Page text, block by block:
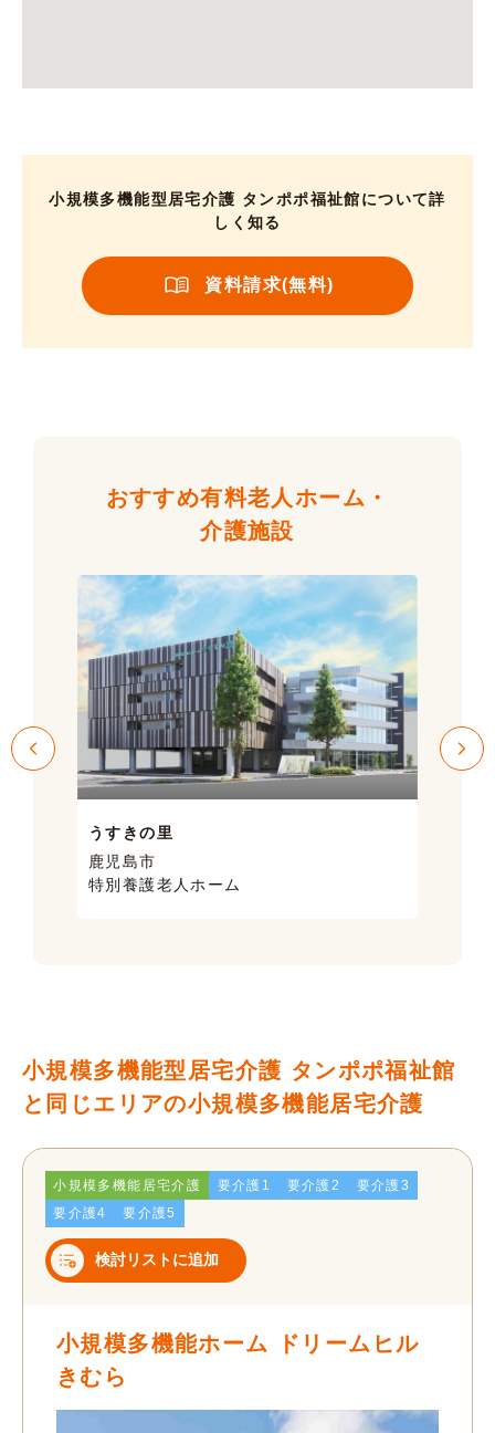
小規模多機能型居宅介護 タンポポ福祉館について詳
しく知る
資料請求(無料)
おすすめ有料老人ホーム・
介護施設
うすきの里
鹿児島市
特別養護老人ホーム
小規模多機能型居宅介護 タンポポ福祉館
と同じエリアの小規模多機能居宅介護
小規模多機能居宅介護 要介護1 要介護2
要介護3
要介護4
要介護5
検討リストに追加
小規模多機能ホーム ドリームヒル
きむら